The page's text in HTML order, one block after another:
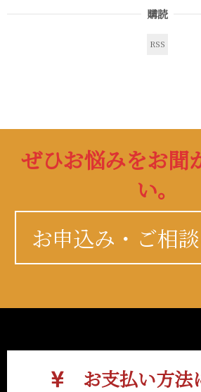
購読
RSS
ぜひお悩みをお聞
い。
お申込み・ご相
お支払い方法